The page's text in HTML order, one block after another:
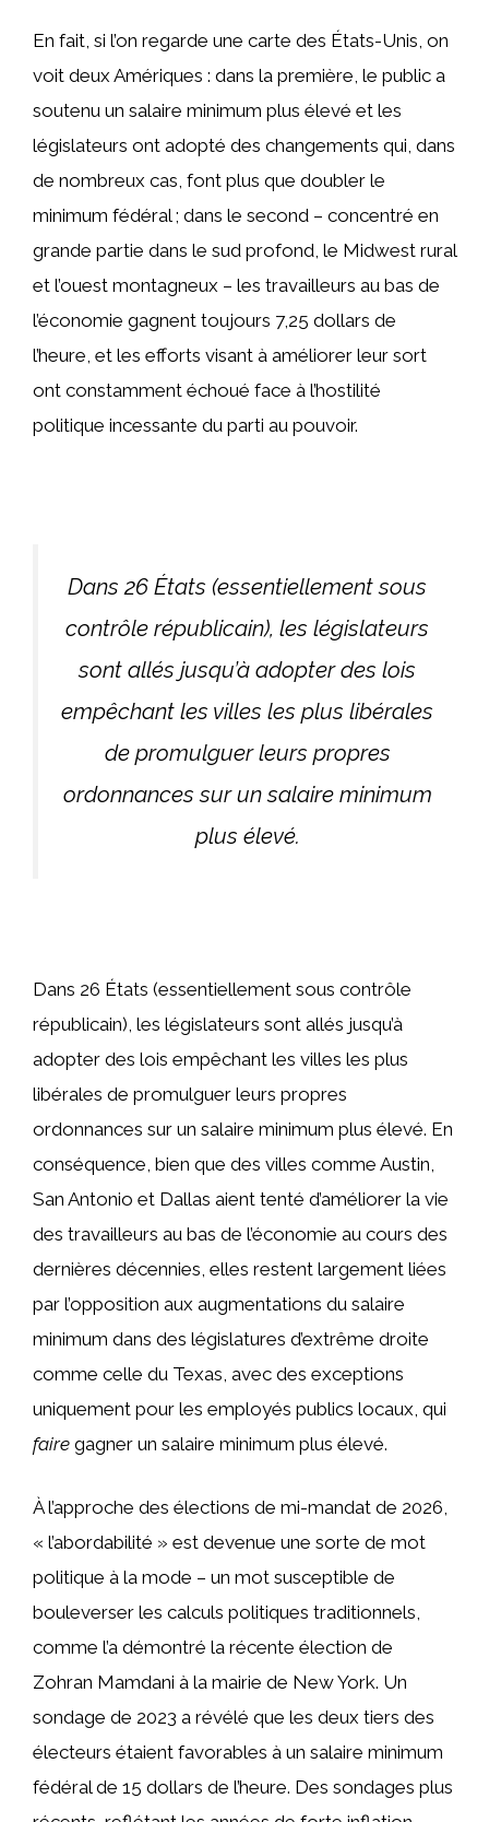
En fait, si l’on regarde une carte des États-Unis, on
voit deux Amériques : dans la première, le public a
soutenu un salaire minimum plus élevé et les
législateurs ont adopté des changements qui, dans
de nombreux cas, font plus que doubler le
minimum fédéral ; dans le second – concentré en
grande partie dans le sud profond, le Midwest rural
et l’ouest montagneux – les travailleurs au bas de
l’économie gagnent toujours 7,25 dollars de
l’heure, et les efforts visant à améliorer leur sort
ont constamment échoué face à l’hostilité
politique incessante du parti au pouvoir.
Dans 26 États (essentiellement sous
contrôle républicain), les législateurs
sont allés jusqu’à adopter des lois
empêchant les villes les plus libérales
de promulguer leurs propres
ordonnances sur un salaire minimum
plus élevé.
Dans 26 États (essentiellement sous contrôle
républicain), les législateurs sont allés jusqu’à
adopter des lois empêchant les villes les plus
libérales de promulguer leurs propres
ordonnances sur un salaire minimum plus élevé. En
conséquence, bien que des villes comme Austin,
San Antonio et Dallas aient tenté d’améliorer la vie
des travailleurs au bas de l’économie au cours des
dernières décennies, elles restent largement liées
par l’opposition aux augmentations du salaire
minimum dans des législatures d’extrême droite
comme celle du Texas, avec des exceptions
uniquement pour les employés publics locaux, qui
faire gagner un salaire minimum plus élevé.
À l’approche des élections de mi-mandat de 2026,
« l’abordabilité » est devenue une sorte de mot
politique à la mode – un mot susceptible de
bouleverser les calculs politiques traditionnels,
comme l’a démontré la récente élection de
Zohran Mamdani à la mairie de New York. Un
sondage de 2023 a révélé que les deux tiers des
électeurs étaient favorables à un salaire minimum
fédéral de 15 dollars de l’heure. Des sondages plus